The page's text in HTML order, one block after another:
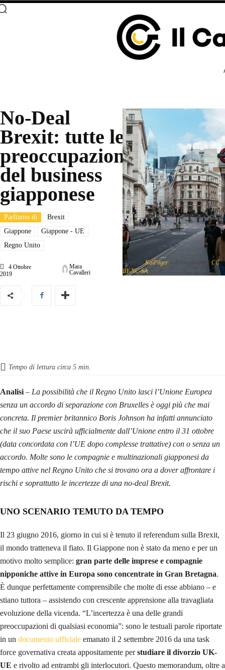
No-Deal
Brexit: tutte le
preoccupazioni
del business
giapponese
Parliamo di
Brexit
Giappone
Giappone - UE
Regno Unito
4 Ottobre
2019
Mara
Cavalleri
Photo byKaiPilger is licensed under CC
BY-NC-SA
Tempo di lettura circa 5 min.
Analisi – La possibilità che il Regno Unito lasci l’Unione Europea
senza un accordo di separazione con Bruxelles è oggi più che mai
concreta. Il premier britannico Boris Johnson ha infatti annunciato
che il suo Paese uscirà ufficialmente dall’Unione entro il 31 ottobre
(data concordata con l’UE dopo complesse trattative) con o senza un
accordo. Molte sono le compagnie e multinazionali giapponesi da
tempo attive nel Regno Unito che si trovano ora a dover affrontare i
rischi e soprattutto le incertezze di una no-deal Brexit.
UNO SCENARIO TEMUTO DA TEMPO
Il 23 giugno 2016, giorno in cui si è tenuto il referendum sulla Brexit,
il mondo tratteneva il fiato. Il Giappone non è stato da meno e per un
motivo molto semplice: gran parte delle imprese e compagnie
nipponiche attive in Europa sono concentrate in Gran Bretagna.
È dunque perfettamente comprensibile che molte di esse abbiano – e
stiano tuttora – assistendo con crescente apprensione alla travagliata
evoluzione della vicenda. “L’incertezza è una delle grandi
preoccupazioni di qualsiasi economia”: sono le testuali parole riportate
in un documento ufficiale emanato il 2 settembre 2016 da una task
force governativa creata appositamente perstudiare il divorzio UK-
UE e rivolto ad entrambi gli interlocutori. Questo memorandum, oltre a